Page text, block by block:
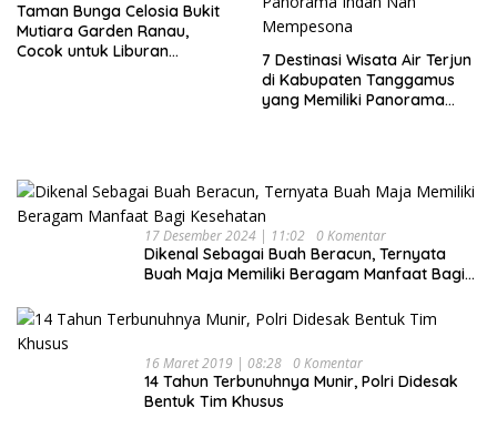
Taman Bunga Celosia Bukit
Mutiara Garden Ranau,
Cocok untuk Liburan
7 Destinasi Wisata Air Terjun
di Kabupaten Tanggamus
yang Memiliki Panorama
17 Desember 2024 | 11:02 0 Komentar
Dikenal Sebagai Buah Beracun, Ternyata
Buah Maja Memiliki Beragam Manfaat Bagi
16 Maret 2019 | 08:28 0 Komentar
14 Tahun Terbunuhnya Munir, Polri Didesak
Bentuk Tim Khusus